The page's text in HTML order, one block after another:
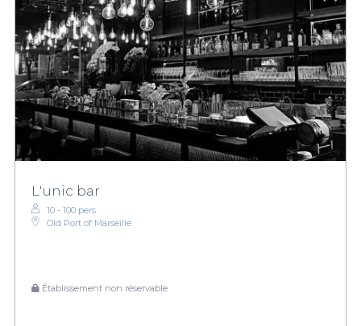
L'unic bar
10 - 100 pers.
Old Port of Marseille
Établissement non réservable